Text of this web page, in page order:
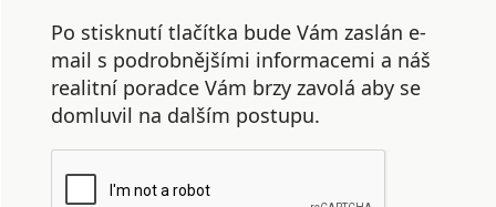
Po stisknutí tlačítka bude Vám zaslán e-
mail s podrobnějšími informacemi a náš
realitní poradce Vám brzy zavolá aby se
domluvil na dalším postupu.